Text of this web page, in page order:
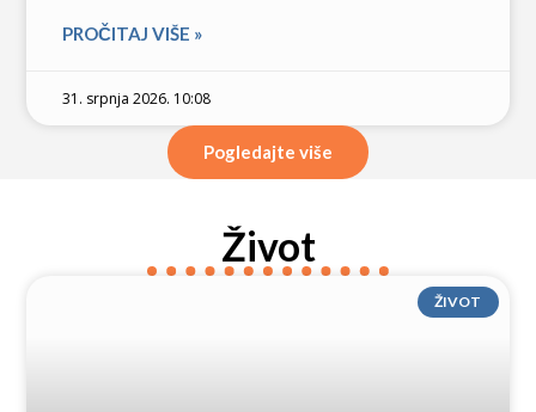
PROČITAJ VIŠE »
31. srpnja 2026. 10:08
Pogledajte više
Život
ŽIVOT